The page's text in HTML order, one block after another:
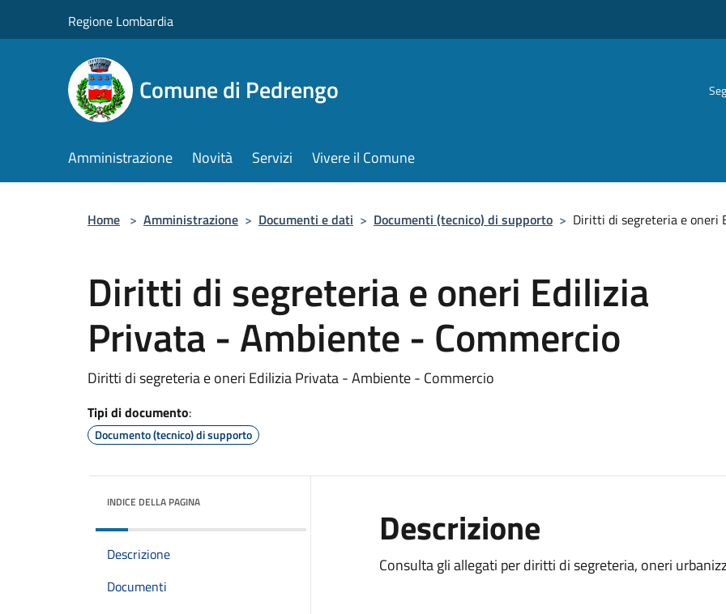
Regione Lombardia
Comune di Pedrengo
Amministrazione Novità Servizi Vivere il Comune
Home > Amministrazione > Documenti e dati > Documenti (tecnico) di supporto > Diritti di segreteria e oneri
Diritti di segreteria e oneri Edilizia
Privata - Ambiente - Commercio
Diritti di segreteria e oneri Edilizia Privata - Ambiente - Commercio
Tipi di documento:
Documento (tecnico) di supporto
INDICE DELLA PAGINA
Descrizione
Documenti
Descrizione
Consulta gli allegati per diritti di segreteria, oneri